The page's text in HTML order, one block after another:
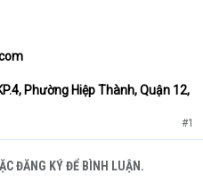
Phường Hiệp Thành, Quận 12,
#1
ĐĂNG KÝ ĐỂ BÌNH LUẬN.